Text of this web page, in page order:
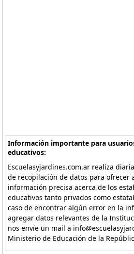
Información importante para
educativos:
Escuelasyjardines.com.ar realiza
de recopilación de datos para ofrecer
información precisa acerca de los
educativos tanto privados como
caso de encontrar algún error en la
agregar datos relevantes de la
nos envíe un mail a
Ministerio de Educación de la